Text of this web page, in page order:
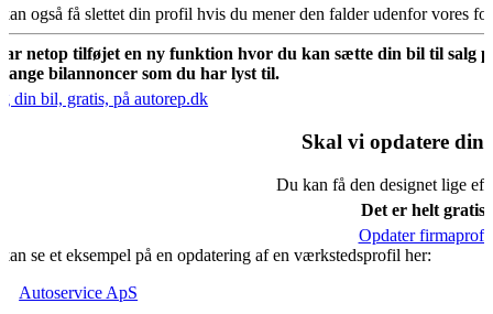
også få slettet din profil hvis du mener den falder udenfor vores
netop tilføjet en ny funktion hvor du kan sætte din bil til salg
bilannoncer som du har lyst til.
din bil, gratis, på autorep.dk
Skal vi opdatere din
Du kan få den designet lige
Det er helt gratis.
Opdater firmaprofil
se et eksempel på en opdatering af en værkstedsprofil her:
Autoservice ApS